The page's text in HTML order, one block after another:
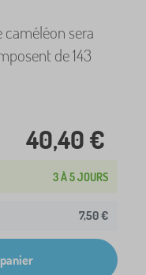
sera
de 143
40,40 €
3 À 5 JOURS
7,50 €